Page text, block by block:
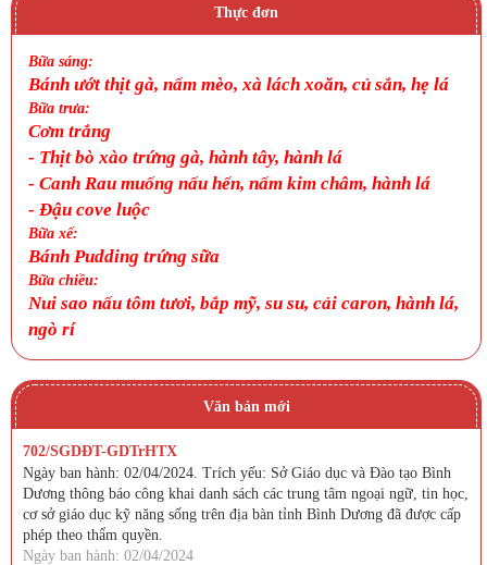
Thực đơn
Bữa sáng:
Bánh ướt thịt gà, nấm mèo, xà lách xoăn, củ sắn, hẹ lá
Bữa trưa:
Cơm trắng
- Thịt bò xào trứng gà, hành tây, hành lá
- Canh Rau muống nấu hến, nấm kim châm, hành lá
- Đậu cove luộc
Bữa xế:
Bánh Pudding trứng sữa
Bữa chiều:
Nui sao nấu tôm tươi, bắp mỹ, su su, cải caron, hành lá,
ngò rí
Văn bản mới
702/SGDĐT-GDTrHTX
Ngày ban hành: 02/04/2024. Trích yếu: Sở Giáo dục và Đào tạo Bình
Dương thông báo công khai danh sách các trung tâm ngoại ngữ, tin học,
cơ sở giáo dục kỹ năng sống trên địa bàn tỉnh Bình Dương đã được cấp
phép theo thẩm quyền.
Ngày ban hành: 02/04/2024